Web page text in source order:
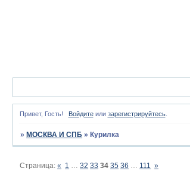
Привет, Гость! Войдитеили зарегистрируйтесь.
» МОСКВА И СПБ » Курилка
Страница:« 1 … 32 33 34 35 36 … 111 »